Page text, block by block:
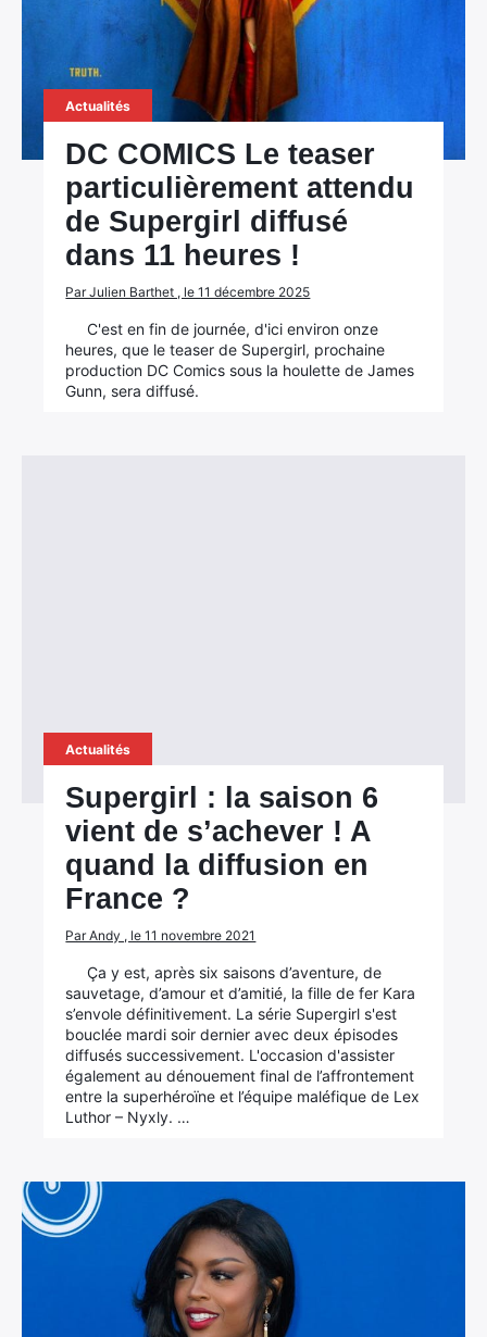
Actualités
DC COMICS Le teaser
particulièrement attendu
de Supergirl diffusé
dans 11 heures !
Par Julien Barthet , le 11 décembre 2025
C'est en fin de journée, d'ici environ onze
heures, que le teaser de Supergirl, prochaine
production DC Comics sous la houlette de James
Gunn, sera diffusé.
Actualités
Supergirl : la saison 6
vient de s’achever ! A
quand la diffusion en
France ?
Par Andy , le 11 novembre 2021
Ça y est, après six saisons d’aventure, de
sauvetage, d’amour et d’amitié, la fille de fer Kara
s’envole définitivement. La série Supergirl s'est
bouclée mardi soir dernier avec deux épisodes
diffusés successivement. L'occasion d'assister
également au dénouement final de l’affrontement
entre la superhéroïne et l’équipe maléfique de Lex
Luthor – Nyxly. …